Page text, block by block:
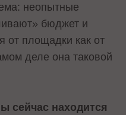
неопытные
бюджет и
от площадки как от
деле она таковой
сейчас находится